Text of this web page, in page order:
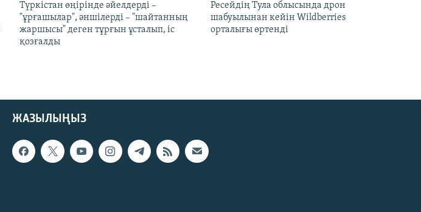
Түркістан өңірінде әйелдерді –
"ұрғашылар", әншілерді – "шайтанның
жаршысы" деген тұрғын ұсталып, іс
қозғалды
Ресейдің Тула облысында дрон
шабуылынан кейін Wildberries
орталығы өртенді
ЖАЗЫЛЫҢЫЗ